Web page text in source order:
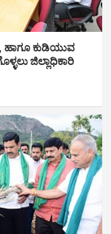
ಹಾಗೂ ಕುಡಿಯುವ
ಜಿಲ್ಲಾಧಿಕಾರಿ